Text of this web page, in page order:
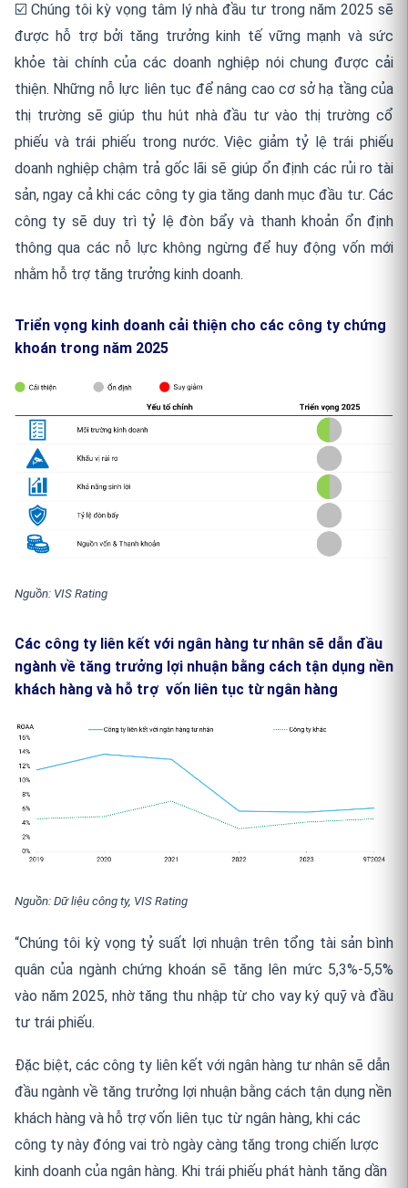
☑️ Chúng tôi kỳ vọng tâm lý nhà đầu tư trong năm 2025 sẽ
được hỗ trợ bởi tăng trưởng kinh tế vững mạnh và sức
khỏe tài chính của các doanh nghiệp nói chung được cải
thiện. Những nỗ lực liên tục để nâng cao cơ sở hạ tầng của
thị trường sẽ giúp thu hút nhà đầu tư vào thị trường cổ
phiếu và trái phiếu trong nước. Việc giảm tỷ lệ trái phiếu
doanh nghiệp chậm trả gốc lãi sẽ giúp ổn định các rủi ro tài
sản, ngay cả khi các công ty gia tăng danh mục đầu tư. Các
công ty sẽ duy trì tỷ lệ đòn bẩy và thanh khoản ổn định
thông qua các nỗ lực không ngừng để huy động vốn mới
nhằm hỗ trợ tăng trưởng kinh doanh.
Triển vọng kinh doanh cải thiện cho các công ty chứng
khoán trong năm 2025
Nguồn: VIS Rating
Các công ty liên kết với ngân hàng tư nhân sẽ dẫn đầu
ngành về tăng trưởng lợi nhuận bằng cách tận dụng nền
khách hàng và hỗ trợ vốn liên tục từ ngân hàng
Nguồn: Dữ liệu công ty, VIS Rating
“Chúng tôi kỳ vọng tỷ suất lợi nhuận trên tổng tài sản bình
quân của ngành chứng khoán sẽ tăng lên mức 5,3%-5,5%
vào năm 2025, nhờ tăng thu nhập từ cho vay ký quỹ và đầu
tư trái phiếu.
Đặc biệt, các công ty liên kết với ngân hàng tư nhân sẽ dẫn
đầu ngành về tăng trưởng lợi nhuận bằng cách tận dụng nền
khách hàng và hỗ trợ vốn liên tục từ ngân hàng, khi các
công ty này đóng vai trò ngày càng tăng trong chiến lược
kinh doanh của ngân hàng. Khi trái phiếu phát hành tăng dần